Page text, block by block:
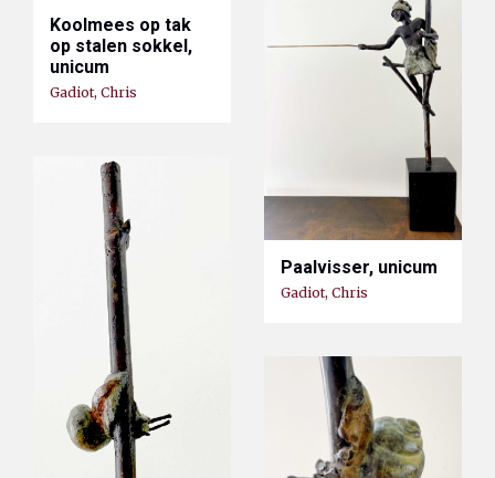
Koolmees op tak
op stalen sokkel,
unicum
Gadiot, Chris
Paalvisser, unicum
Gadiot, Chris